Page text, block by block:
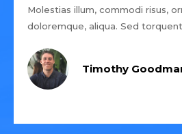
Molestias illum, commodi risus,
doloremque, aliqua. Sed
Timothy